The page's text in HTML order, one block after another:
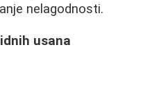
nelagodnosti.
usana